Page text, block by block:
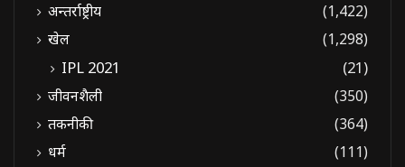
अन्तर्राष्ट्रीय
(1,422)
खेल
(1,298)
IPL 2021 (21)
जीवनशैली
(350)
तकनीकी
(364)
धर्म
(111)